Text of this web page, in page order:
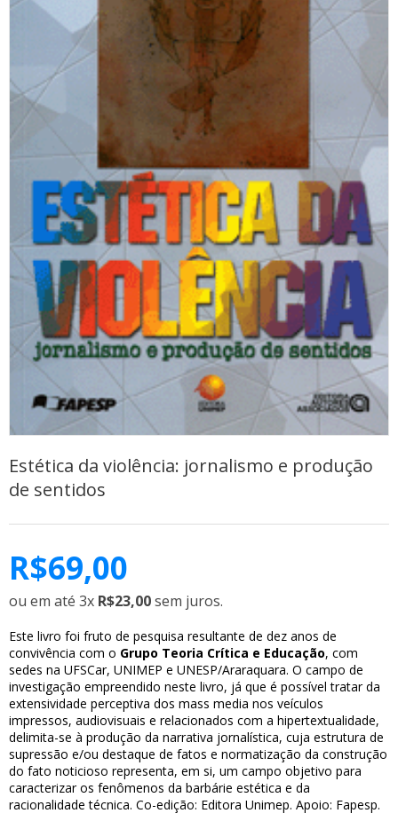
Estética da violência: jornalismo e produção
de sentidos
R$69,00
ou em até 3x R$23,00sem juros.
Este livro foi fruto de pesquisa resultante de dez anos de
convivência com o Grupo Teoria Crítica e Educação, com
sedes na UFSCar, UNIMEP e UNESP/Araraquara. O campo de
investigação empreendido neste livro, já que é possível tratar da
extensividade perceptiva dos mass media nos veículos
impressos, audiovisuais e relacionados com a hipertextualidade,
delimita-se à produção da narrativa jornalística, cuja estrutura de
supressão e/ou destaque de fatos e normatização da construção
do fato noticioso representa, em si, um campo objetivo para
caracterizar os fenômenos da barbárie estética e da
racionalidade técnica. Co-edição: Editora Unimep. Apoio: Fapesp.